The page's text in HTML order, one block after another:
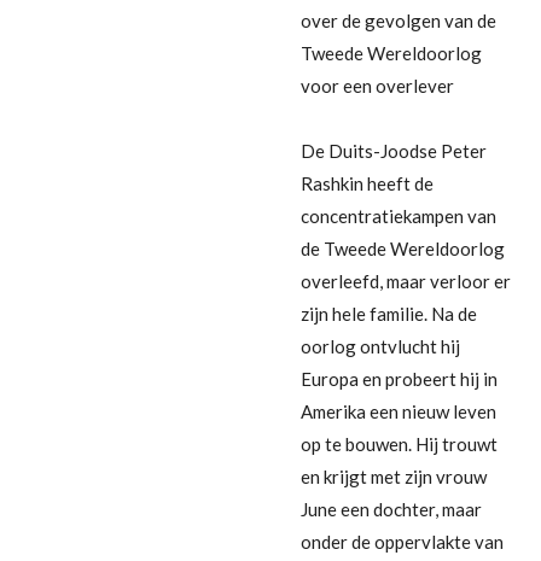
over de gevolgen van de
Tweede Wereldoorlog
voor een overlever
De Duits-Joodse Peter
Rashkin heeft de
concentratiekampen van
de Tweede Wereldoorlog
overleefd, maar verloor er
zijn hele familie. Na de
oorlog ontvlucht hij
Europa en probeert hij in
Amerika een nieuw leven
op te bouwen. Hij trouwt
en krijgt met zijn vrouw
June een dochter, maar
onder de oppervlakte van